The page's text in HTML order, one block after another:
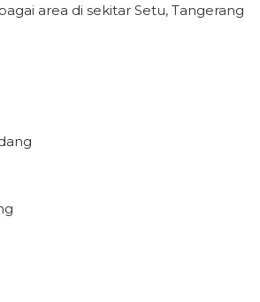
area di sekitar Setu, Tangerang